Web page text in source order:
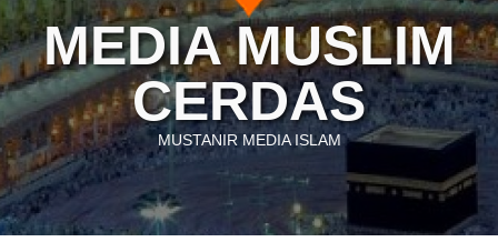
MEDIA MUSLIM
CERDAS
MUSTANIR MEDIA ISLAM